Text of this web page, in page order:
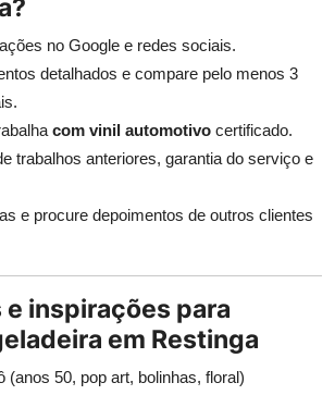
no Google e redes sociais.
detalhados e compare pelo menos 3
com vinil automotivo certificado.
trabalhos anteriores, garantia do serviço e
e procure depoimentos de outros clientes
inspirações para
em Restinga
(anos 50, pop art, bolinhas, floral)